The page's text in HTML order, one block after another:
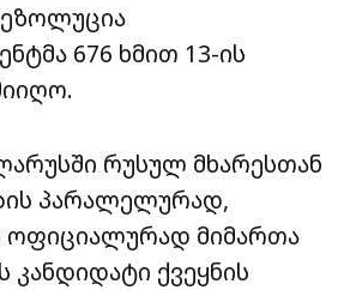
676 ხმით 13-ის
რუსულ მხარესთან
პარალელურად,
ოფიციალურად მიმართა
კანდიდატი ქვეყნის